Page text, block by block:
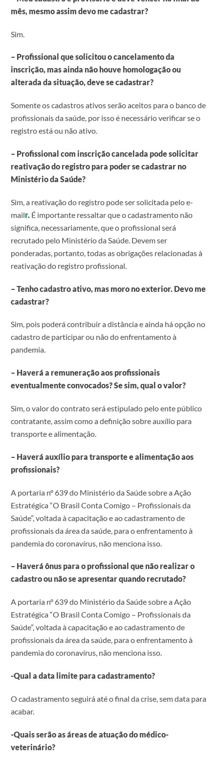
mês, mesmo assim devo me cadastrar?
Sim.
– Profissional que solicitou o cancelamento da
inscrição, mas ainda não houve homologação ou
alterada da situação, deve se cadastrar?
Somente os cadastros ativos serão aceitos para o banco de
profissionais da saúde, por isso é necessário verificar se o
registro está ou não ativo.
– Profissional com inscrição cancelada pode solicitar
reativação do registro para poder se cadastrar no
Ministério da Saúde?
Sim, a reativação do registro pode ser solicitada pelo e-
mailr. É importante ressaltar que o cadastramento não
significa, necessariamente, que o profissional será
recrutado pelo Ministério da Saúde. Devem ser
ponderadas, portanto, todas as obrigações relacionadas à
reativação do registro profissional.
– Tenho cadastro ativo, mas moro no exterior. Devo me
cadastrar?
Sim, pois poderá contribuir a distância e ainda há opção no
cadastro de participar ou não do enfrentamento à
pandemia.
– Haverá a remuneração aos profissionais
eventualmente convocados? Se sim, qual o valor?
Sim, o valor do contrato será estipulado pelo ente público
contratante, assim como a definição sobre auxílio para
transporte e alimentação.
– Haverá auxílio para transporte e alimentação aos
profissionais?
A portaria nº 639 do Ministério da Saúde sobre a Ação
Estratégica “O Brasil Conta Comigo – Profissionais da
Saúde”, voltada à capacitação e ao cadastramento de
profissionais da área da saúde, para o enfrentamento à
pandemia do coronavírus, não menciona isso.
– Haverá ônus para o profissional que não realizar o
cadastro ou não se apresentar quando recrutado?
A portaria nº 639 do Ministério da Saúde sobre a Ação
Estratégica “O Brasil Conta Comigo – Profissionais da
Saúde”, voltada à capacitação e ao cadastramento de
profissionais da área da saúde, para o enfrentamento à
pandemia do coronavírus, não menciona isso.
-Qual a data limite para cadastramento?
O cadastramento seguirá até o final da crise, sem data para
acabar.
-Quais serão as áreas de atuação do médico-
veterinário?